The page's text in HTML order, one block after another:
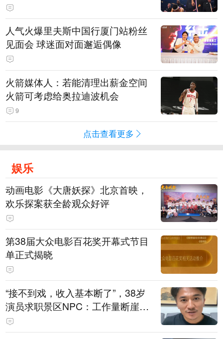
人气火爆里夫斯中国行厦门站粉丝
见面会 球迷面对面邂逅偶像
火箭媒体人：若能清理出薪金空间
火箭可考虑给奥拉迪波机会
9
点击查看更多
娱乐
动画电影《大唐妖探》北京首映，
欢乐探案获全龄观众好评
第38届大众电影百花奖开幕式节目
单正式揭晓
“接不到戏，收入基本断了”，38岁
演员求职景区NPC：工作量断崖式
下跌，留给我试错的时间不多了